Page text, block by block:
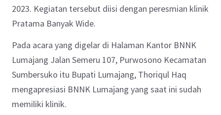
2023. Kegiatan tersebut diisi dengan peresmian klinik
Pratama Banyak Wide.
Pada acara yang digelar di Halaman Kantor BNNK
Lumajang Jalan Semeru 107, Purwosono Kecamatan
Sumbersuko itu Bupati Lumajang, Thoriqul Haq
mengapresiasi BNNK Lumajang yang saat ini sudah
memiliki klinik.